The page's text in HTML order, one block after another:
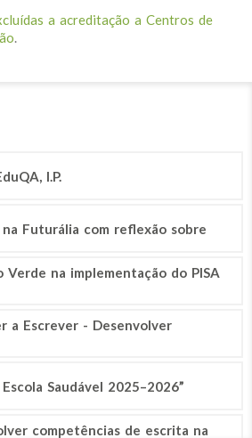
a acreditação a Centros de
.
I.P.
Futurália com reflexão sobre
Verde na implementação do PISA
a Escrever - Desenvolver
Saudável 2025–2026”
competências de escrita na